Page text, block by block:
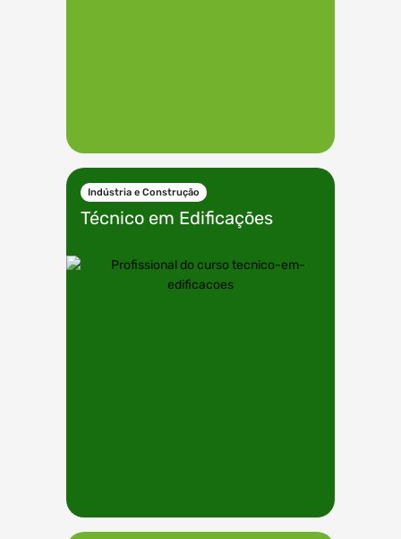
Indústria e Construção
Técnico em Edificações